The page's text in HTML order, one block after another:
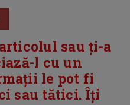
sau ți-a
l cu un
le pot fi
sau tătici. Îți